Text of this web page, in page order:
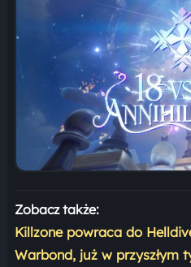
Zobacz także:
Killzone powraca do
Warbond, już w przyszłym